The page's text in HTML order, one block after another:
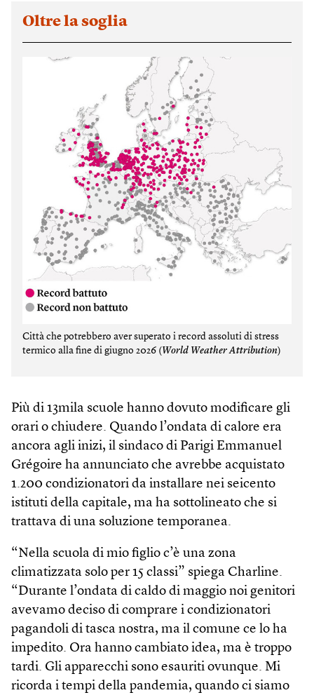
Oltre la soglia
Città che potrebbero aver superato i record assoluti di stress
termico alla fine di giugno 2026 ( World Weather Attribution)
Più di 13mila scuole hanno dovuto modificare gli
orari o chiudere. Quando l’ondata di calore era
ancora agli inizi, il sindaco di Parigi Emmanuel
Grégoire ha annunciato che avrebbe acquistato
1.200 condizionatori da installare nei seicento
istituti della capitale, ma ha sottolineato che si
trattava di una soluzione temporanea.
“Nella scuola di mio figlio c’è una zona
climatizzata solo per 15 classi” spiega Charline.
“Durante l’ondata di caldo di maggio noi genitori
avevamo deciso di comprare i condizionatori
pagandoli di tasca nostra, ma il comune ce lo ha
impedito. Ora hanno cambiato idea, ma è troppo
tardi. Gli apparecchi sono esauriti ovunque. Mi
ricorda i tempi della pandemia, quando ci siamo